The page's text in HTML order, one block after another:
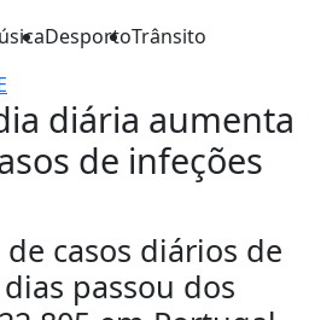
DesportoTrânsito
diária aumenta
de infeções
casos diários de
passou dos